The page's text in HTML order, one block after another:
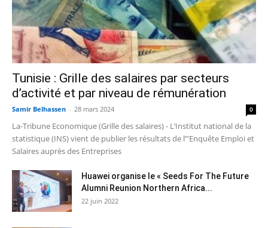
Tunisie : Grille des salaires par secteurs
d’activité et par niveau de rémunération
Samir Belhassen - 28 mars 2024 0
La-Tribune Economique (Grille des salaires) - L’Institut national de la
statistique (INS) vient de publier les résultats de l’"Enquête Emploi et
Salaires auprès des Entreprises
Huawei organise le « Seeds For The Future
Alumni Reunion Northern Africa...
22 juin 2022